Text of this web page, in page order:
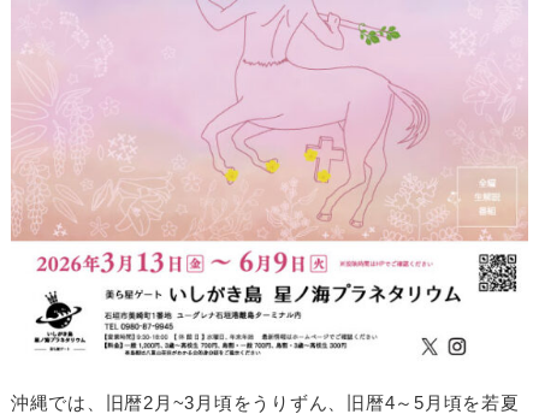
沖縄では、旧暦2月~3月頃をうりずん、旧暦4～5月頃を若夏